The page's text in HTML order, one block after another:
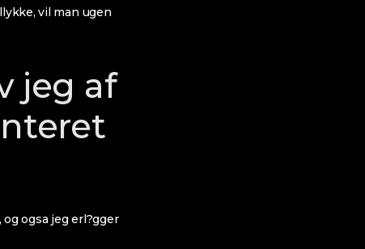
vil man ugen
jeg af
ogsa jeg erl?gger